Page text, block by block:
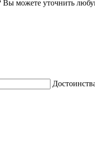
можете уточнить